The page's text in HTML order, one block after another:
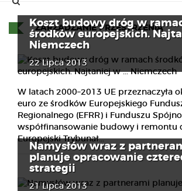
ZARZĄDZANIE PRZESTRZENIĄ
Koszt budowy dróg w
środków europejskich.
Niemczech
22 Lipca 2013
W latach 2000–2013 UE przeznaczyła
euro ze środków Europejskiego
Regionalnego (EFRR) i Funduszu
współfinansowanie budowy i remontu
Europejski Trybunał...
Namysłów wraz z
planuje opracowanie
strategii
21 Lipca 2013